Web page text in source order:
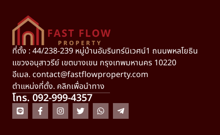
ที่ตั้ง : 44/238-239 หมู่บ้านอัมรินทร์นิเวศน์1 ถนนพหลโยธิน
แขวงอนุสาวรีย์ เขตบางเขน กรุงเทพมหานคร 10220
อีเมล. contact@fastflowproperty.com
ตำแหน่งที่ตั้ง. คลิกเพื่อนำทาง
โทร. 092-999-4357